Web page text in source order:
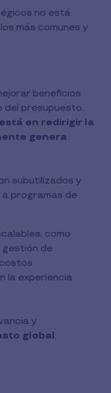
no está
más comunes y
beneficios
del presupuesto.
en redirigir la
genera
subutilizados y
programas de
como
de
la experiencia
y
global,